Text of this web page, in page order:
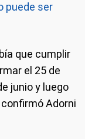
puede ser
que cumplir
el 25 de
junio y luego
Adorni